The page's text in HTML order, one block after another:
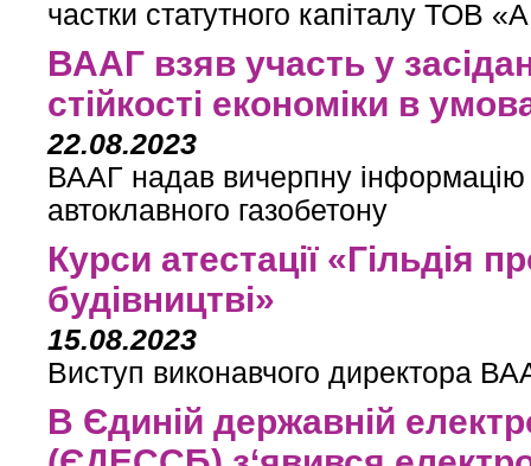
частки статутного капіталу ТОВ
ВААГ взяв участь у
стійкості економіки в
22.08.2023
ВААГ надав вичерпну інформацію
автоклавного газобетону
Курси атестації «Гільдія
будівництві»
15.08.2023
Виступ виконавчого директора
В Єдиній державній